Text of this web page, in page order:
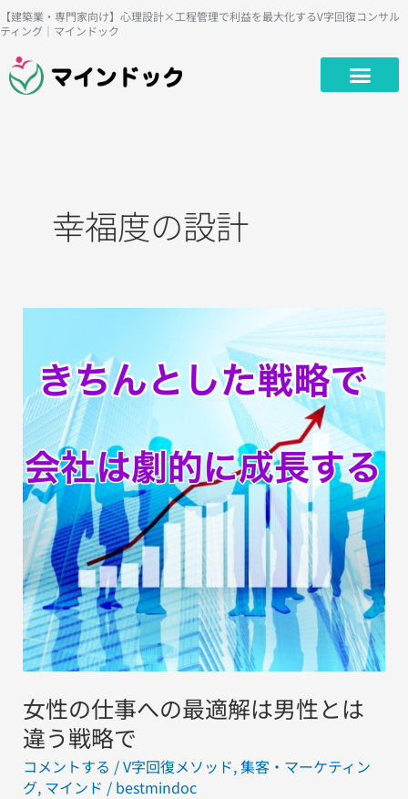
内
容
を
ス
【建築業・専門家向け】心理設計×工程管理で利益を最大化するV字回復コンサル
ティング｜マインドック
幸福度の設計
女性の仕事への最適解は男性とは
違う戦略で
コメントする /V字回復メソッド,集客・マーケティン
グ, マインド / bestmindoc
仕
事
へ
の
最
適
解
は
男
性
と
は
違
う
戦
略